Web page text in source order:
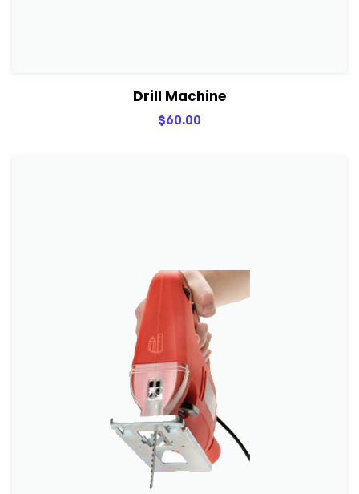
View DetailsDrill Machine
$60.00